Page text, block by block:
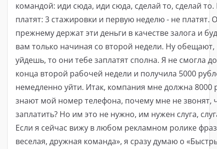
командой: иди сюда, иди сюда, сделай то, сделай то.
платят: 3 стажировки и первую неделю - не платят.
прежнему держат эти деньги в качестве залога и
вам только начиная со второй недели. Ну обещают,
уйдешь, то они тебе заплатят сполна. Я не смогла
конца второй рабочей недели и получила 5000
немедленно уйти. Итак, компания мне должна 8000
знают мой номер телефона, почему мне не звонят,
заплатить? Но им это не нужно, им нужен слуга,
Если я сейчас вижу в любом рекламном ролике
веселая, дружная команда», я сразу думаю о